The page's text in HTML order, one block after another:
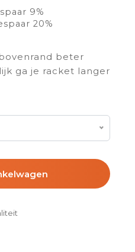
9%
20%
beter
ga je racket langer